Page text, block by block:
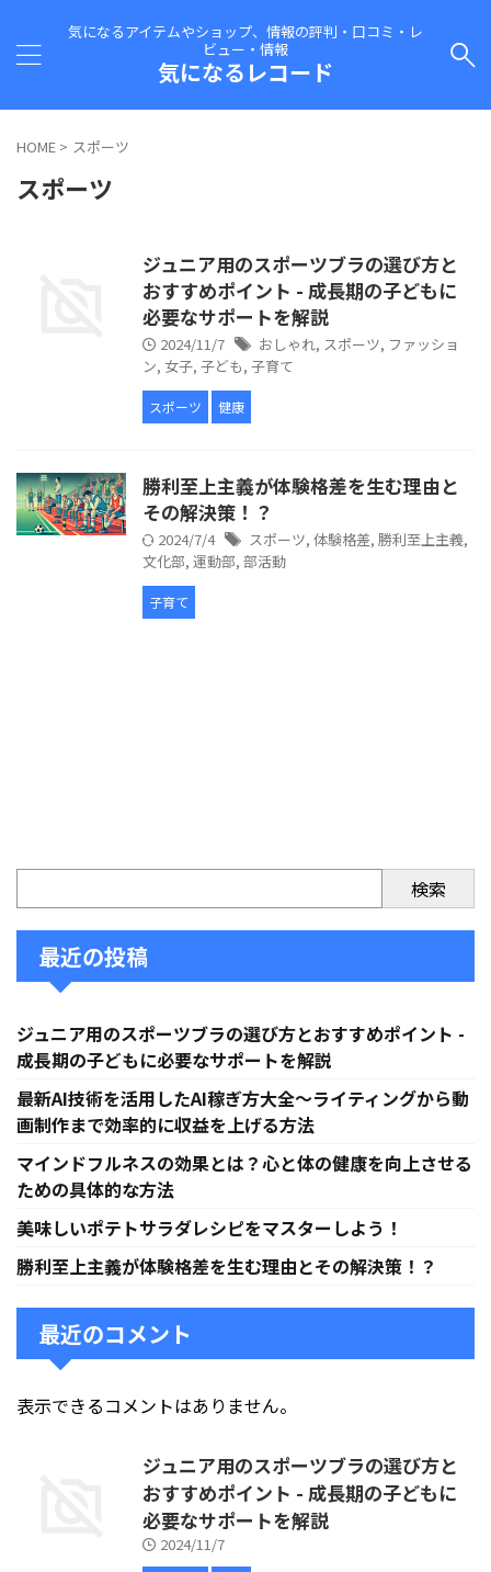
気になるアイテムやショップ、情報の評判・口コミ・レ
ビュー・情報
気になるレコード
HOME > スポーツ
スポーツ
ジュニア用のスポーツブラの選び方と
おすすめポイント - 成長期の子どもに
必要なサポートを解説
2024/11/7 おしゃれ, スポーツ, ファッショ
ン, 女子, 子ども, 子育て
スポーツ 健康
勝利至上主義が体験格差を生む理由と
その解決策！？
2024/7/4 スポーツ, 体験格差, 勝利至上主義,
文化部, 運動部, 部活動
子育て
検索
最近の投稿
ジュニア用のスポーツブラの選び方とおすすめポイント -
成長期の子どもに必要なサポートを解説
最新AI技術を活用したAI稼ぎ方大全〜ライティングから動
画制作まで効率的に収益を上げる方法
マインドフルネスの効果とは？心と体の健康を向上させる
ための具体的な方法
美味しいポテトサラダレシピをマスターしよう！
勝利至上主義が体験格差を生む理由とその解決策！？
最近のコメント
表示できるコメントはありません。
ジュニア用のスポーツブラの選び方と
おすすめポイント - 成長期の子どもに
必要なサポートを解説
2024/11/7